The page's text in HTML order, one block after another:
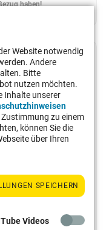
haben!
ZIELE
im Feld zu halten, als
laufen zu lassen und
dem Ziel Zeitdruck
Räume zu
Mut entwickeln).
Website notwendig
Andere
Bitte
nutzen möchten.
Inhalte unserer
Zustimmung zu einem
können Sie die
über Ihren
SPEICHERN
Videos